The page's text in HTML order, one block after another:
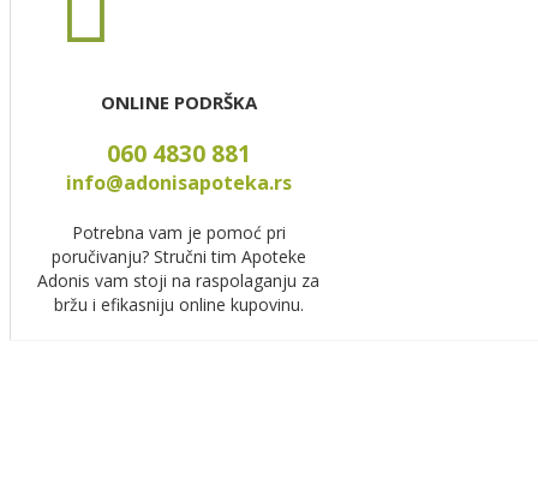
ONLINE PODRŠKA
060 4830 881
info@adonisapoteka.rs
Potrebna vam je pomoć pri
poručivanju? Stručni tim Apoteke
Adonis vam stoji na raspolaganju za
bržu i efikasniju online kupovinu.